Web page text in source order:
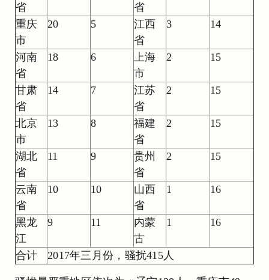
省
省
重庆
市
20 5
江西
省
3 14
河南
省
18 6
上海
市
2 15
甘肃
省
14 7
江苏
省
2 15
北京
市
13 8
福建
省
2 15
湖北
省
11 9
贵州
省
2 15
云南
省
10 10
山西
省
1 16
黑龙
江
9 11
内蒙
古
1 16
合计 2017年三月份，骚扰415人